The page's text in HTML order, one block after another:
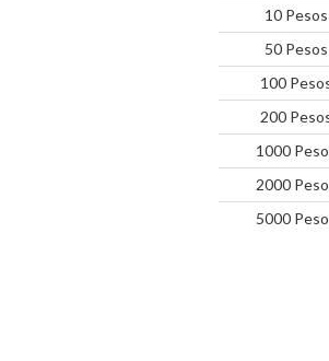
10
50
100
200
1000
2000
5000